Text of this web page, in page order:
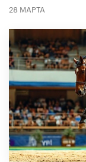
28 МАРТА